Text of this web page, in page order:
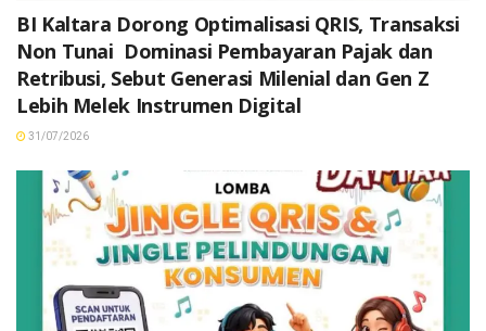
BI Kaltara Dorong Optimalisasi QRIS, Transaksi
Non Tunai Dominasi Pembayaran Pajak dan
Retribusi, Sebut Generasi Milenial dan Gen Z
Lebih Melek Instrumen Digital
31/07/2026